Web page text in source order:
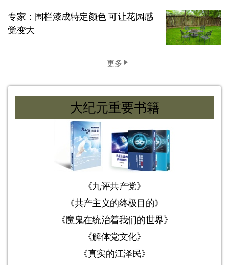
专家：围栏漆成特定颜色 可让花园感
觉变大
更多
大纪元重要书籍
《九评共产党》
《共产主义的终极目的》
《魔鬼在统治着我们的世界》
《解体党文化》
《真实的江泽民》